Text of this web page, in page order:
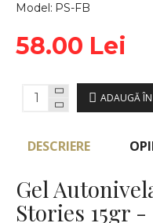
Model: PS-FB
58.00 Lei
ADAUGĂ
DESCRIERE
Gel
Stories 15gr